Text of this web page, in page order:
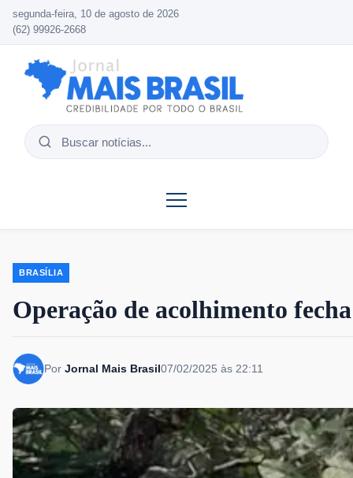
segunda-feira, 10 de agosto de 2026
(62) 99926-2668
Buscar
BRASÍLIA
Operação de acolhimento
Por Jornal Mais Brasil07/02/2025 às 22:11